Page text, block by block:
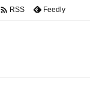
 RSS Feedly